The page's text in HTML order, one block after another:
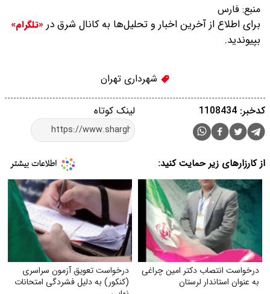
منبع: فارس
برای اطلاع از آخرین اخبار و تحلیل‌ها به کانال شرق در «تلگرام»
بپیوندید.
شهرداری تهران
لینک کوتاه کدخبر: 1108434
از کارزارهای زیر حمایت کنید:
درخواست انتصاب دکتر امین چراغی
به عنوان استاندار لرستان
درخواست تعویق آزمون سراسری
(کنکور) به دلیل فشردگی امتحانات